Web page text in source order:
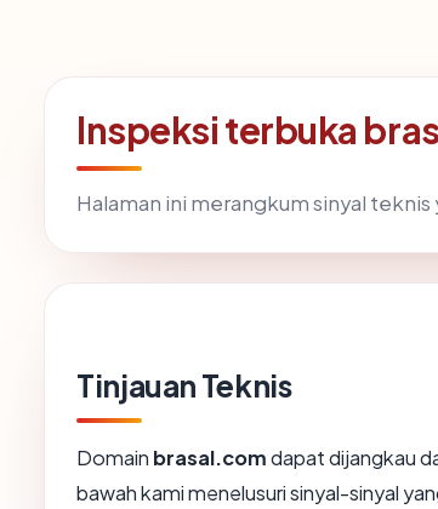
Inspeksi terbuka
Halaman ini merangkum sinyal
Tinjauan Teknis
Domain brasal.comdapat dijangkau
bawah kami menelusuri sinyal-sinyal